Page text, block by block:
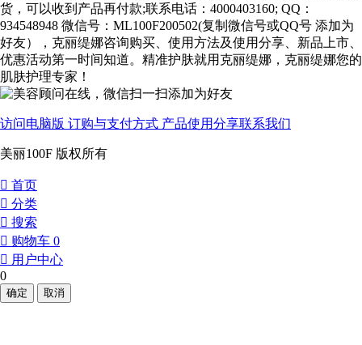
货，可以收到产品再付款;联系电话：4000403160; QQ：
934548948 微信号：ML100F200502(复制微信号或QQ号 添加为
好友），克丽缇娜咨询购买、使用方法及使用分享、新品上市、
优惠活动第一时间知道。精准护肤就用克丽缇娜，克丽缇娜您的
肌肤护理专家！
访问电脑版 订购与支付方式 产品使用分享联系我们
美丽100F 版权所有
󰀁 首页
󰀂 分类
󰀃 搜索
󰀄 购物车 0
󰀅 用户中心
0
确定 取消